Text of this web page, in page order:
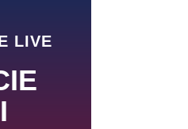
LIVE